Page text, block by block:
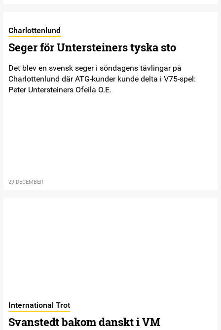
Charlottenlund
Seger för Untersteiners tyska sto
Det blev en svensk seger i söndagens tävlingar på
Charlottenlund där ATG-kunder kunde delta i V75-spel:
Peter Untersteiners Ofeila O.E.
29 DECEMBER
International Trot
Svanstedt bakom danskt i VM